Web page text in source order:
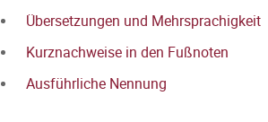
Übersetzungen und Mehrsprachigkeit
Kurznachweise in den Fußnoten
Ausführliche Nennung